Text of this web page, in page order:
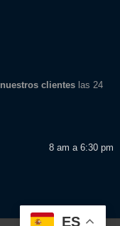
nuestros clienteslas 24
8 am a 6:30 pm
ES